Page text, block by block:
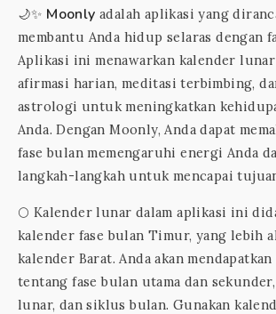
🌙✨ Moonly adalah aplikasi yang
membantu Anda hidup selaras dengan
Aplikasi ini menawarkan kalender
afirmasi harian, meditasi terbimbing,
astrologi untuk meningkatkan
Anda. Dengan Moonly, Anda dapat
fase bulan memengaruhi energi Anda
langkah-langkah untuk mencapai tujuan
🌕 Kalender lunar dalam aplikasi ini
kalender fase bulan Timur, yang lebih
kalender Barat. Anda akan
tentang fase bulan utama dan
lunar, dan siklus bulan. Gunakan